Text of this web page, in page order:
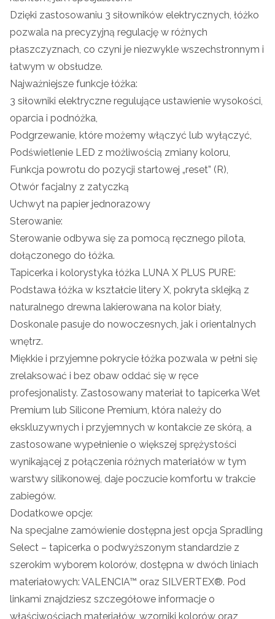
Dzięki zastosowaniu 3 siłowników elektrycznych, łóżko
pozwala na precyzyjną regulację w różnych
płaszczyznach, co czyni je niezwykle wszechstronnym i
łatwym w obsłudze.
Najważniejsze funkcje łóżka:
3 siłowniki elektryczne regulujące ustawienie wysokości,
oparcia i podnóżka,
Podgrzewanie, które możemy włączyć lub wyłączyć,
Podświetlenie LED z możliwością zmiany koloru,
Funkcja powrotu do pozycji startowej „reset” (R),
Otwór facjalny z zatyczką
Uchwyt na papier jednorazowy
Sterowanie:
Sterowanie odbywa się za pomocą ręcznego pilota,
dołączonego do łóżka.
Tapicerka i kolorystyka łóżka LUNA X PLUS PURE:
Podstawa łóżka w kształcie litery X, pokryta sklejką z
naturalnego drewna lakierowana na kolor biały,
Doskonale pasuje do nowoczesnych, jak i orientalnych
wnętrz.
Miękkie i przyjemne pokrycie łóżka pozwala w pełni się
zrelaksować i bez obaw oddać się w ręce
profesjonalisty. Zastosowany materiał to tapicerka Wet
Premium lub Silicone Premium, która należy do
ekskluzywnych i przyjemnych w kontakcie ze skórą, a
zastosowane wypełnienie o większej sprężystości
wynikającej z połączenia różnych materiałów w tym
warstwy silikonowej, daje poczucie komfortu w trakcie
zabiegów.
Dodatkowe opcje:
Na specjalne zamówienie dostępna jest opcja Spradling
Select – tapicerka o podwyższonym standardzie z
szerokim wyborem kolorów, dostępna w dwóch liniach
materiałowych: VALENCIA™ oraz SILVERTEX®. Pod
linkami znajdziesz szczegółowe informacje o
właściwościach materiałów, wzorniki kolorów oraz